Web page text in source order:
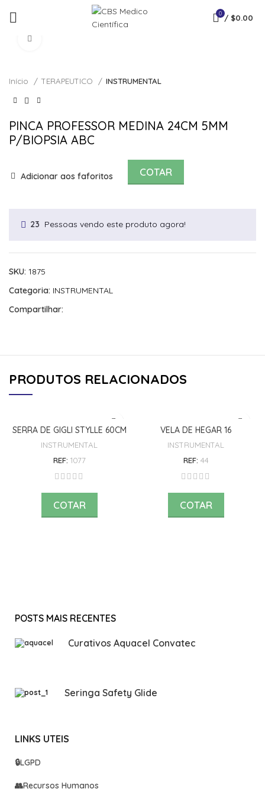
0 / $0.00
Início TERAPEUTICO INSTRUMENTAL
PINCA PROFESSOR MEDINA 24CM 5MM
P/BIOPSIA ABC
Adicionar aos faforitos COTAR
23 Pessoas vendo este produto agora!
SKU: 1875
Categoria: INSTRUMENTAL
Compartilhar:
PRODUTOS RELACIONADOS
SERRA DE GIGLI STYLLE 60CM
INSTRUMENTAL
REF: 1077
COTAR
VELA DE HEGAR 16
INSTRUMENTAL
REF: 44
COTAR
POSTS MAIS RECENTES
Curativos Aquacel Convatec
Seringa Safety Glide
LINKS UTEIS
🔒LGPD
👥Recursos Humanos